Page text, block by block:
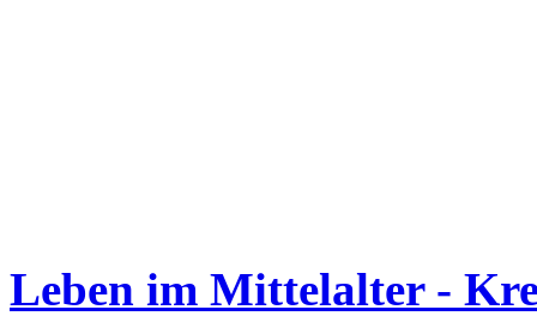
Leben im Mittelalter -